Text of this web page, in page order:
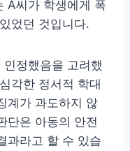
A씨가 학생에게 폭
었던 것입니다.
정했음을 고려했
각한 정서적 학대
계가 과도하지 않
단은 아동의 안전
과라고 할 수 있습